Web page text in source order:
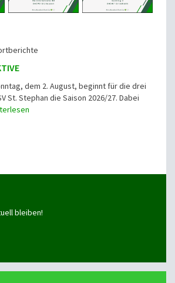
dem 2. August, beginnt für die drei
St. Stephan die Saison 2026/27. Dabei
bleiben!